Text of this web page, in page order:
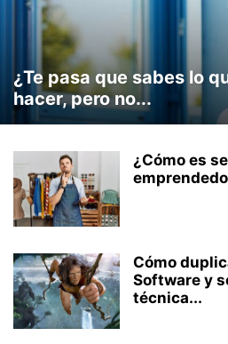
¿Te pasa que sabes lo
hacer, pero no...
¿Cómo es
Cómo
Software y
técnica...